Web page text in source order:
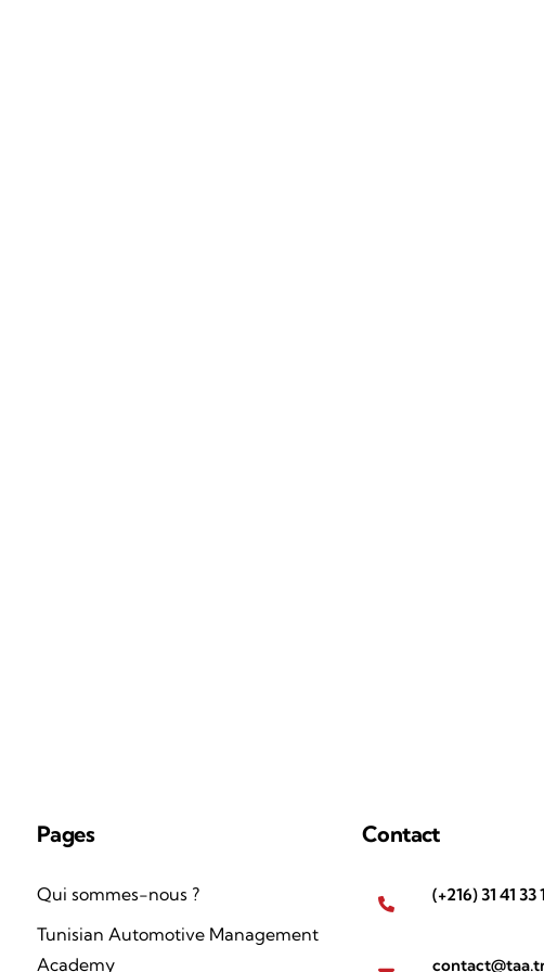
Pages
Qui sommes-nous ?
Tunisian Automotive Management
Academy
Contact
(+216) 31 41 33